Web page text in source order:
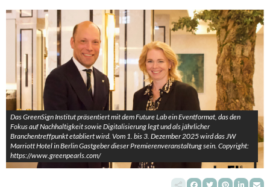
Das GreenSign Institut präsentiert mit dem Future Lab ein Eventformat, das den
Fokus auf Nachhaltigkeit sowie Digitalisierung legt und als jährlicher
Branchentreffpunkt etabliert wird. Vom 1. bis 3. Dezember 2025 wird das JW
Marriott Hotel in Berlin Gastgeber dieser Premierenveranstaltung sein. Copyright:
https://www.greenpearls.com/